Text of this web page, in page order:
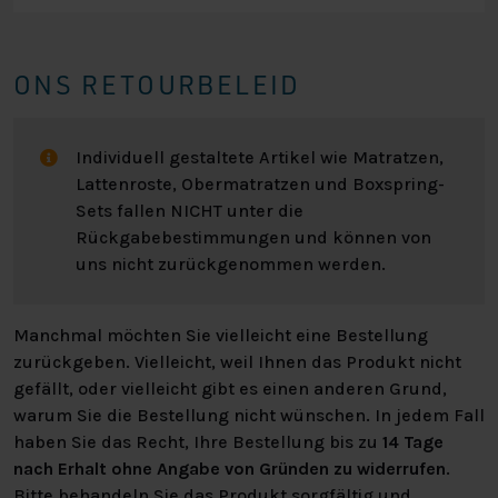
dein eigenes zusammen” für alle Möglichkeiten.
ONS RETOURBELEID
Individuell gestaltete Artikel wie Matratzen,
Lattenroste, Obermatratzen und Boxspring-
Sets fallen NICHT unter die
Rückgabebestimmungen und können von
uns nicht zurückgenommen werden.
Manchmal möchten Sie vielleicht eine Bestellung
zurückgeben. Vielleicht, weil Ihnen das Produkt nicht
gefällt, oder vielleicht gibt es einen anderen Grund,
warum Sie die Bestellung nicht wünschen. In jedem Fall
haben Sie das Recht, Ihre Bestellung bis zu 14 Tage
nach Erhalt ohne Angabe von Gründen zu widerrufen.